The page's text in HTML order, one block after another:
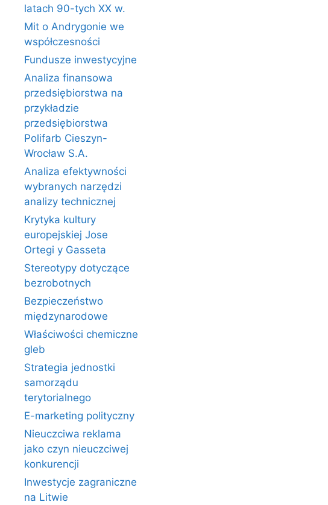
latach 90-tych XX w.
Mit o Andrygonie we
współczesności
Fundusze inwestycyjne
Analiza finansowa
przedsiębiorstwa na
przykładzie
przedsiębiorstwa
Polifarb Cieszyn-
Wrocław S.A.
Analiza efektywności
wybranych narzędzi
analizy technicznej
Krytyka kultury
europejskiej Jose
Ortegi y Gasseta
Stereotypy dotyczące
bezrobotnych
Bezpieczeństwo
międzynarodowe
Właściwości chemiczne
gleb
Strategia jednostki
samorządu
terytorialnego
E-marketing polityczny
Nieuczciwa reklama
jako czyn nieuczciwej
konkurencji
Inwestycje zagraniczne
na Litwie